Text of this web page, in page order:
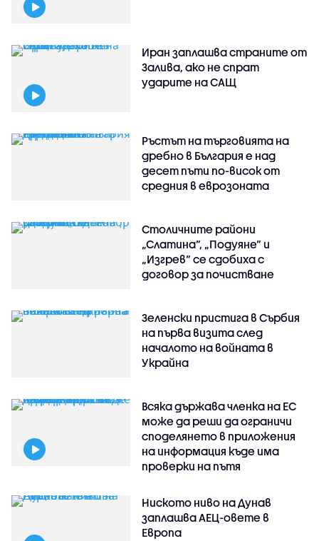
Иран заплашва страните от
Залива, ако не спрат
ударите на САЩ
Ръстът на търговията на
дребно в България е над
десет пъти по-висок от
средния в еврозоната
Столичните райони
„Слатина“, „Подуяне“ и
„Изгрев“ се сдобиха с
договор за почистване
Зеленски пристига в Сърбия
на първа визита след
началото на войната в
Украйна
Всяка държава членка на ЕС
може да реши да ограничи
споделянето в приложения
на информация къде има
проверки на пътя
Ниското ниво на Дунав
заплашва АЕЦ-овете в
Европа